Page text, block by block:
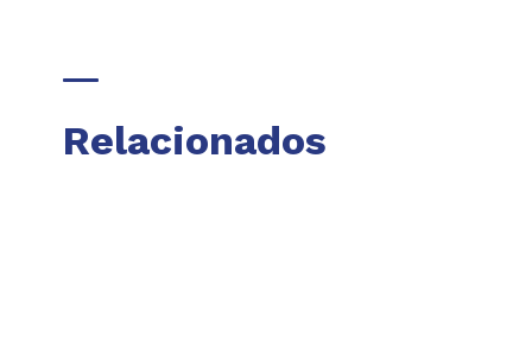
Relacionados